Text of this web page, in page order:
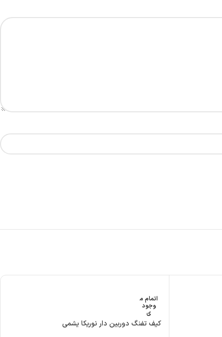
اتمام م
وجود
ی
کیف تفنگ دوربین دار نوریکا یشمی